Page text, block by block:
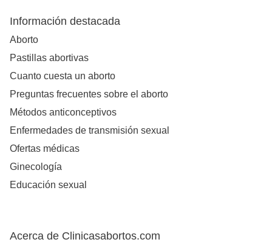
Información destacada
Aborto
Pastillas abortivas
Cuanto cuesta un aborto
Preguntas frecuentes sobre el aborto
Métodos anticonceptivos
Enfermedades de transmisión sexual
Ofertas médicas
Ginecología
Educación sexual
Acerca de Clinicasabortos.com